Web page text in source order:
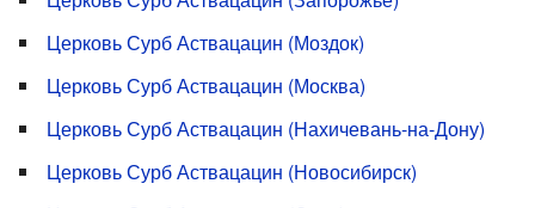
Церковь Сурб Аствацацин (Моздок)
Церковь Сурб Аствацацин (Москва)
Церковь Сурб Аствацацин (Нахичевань-на-Дону)
Церковь Сурб Аствацацин (Новосибирск)